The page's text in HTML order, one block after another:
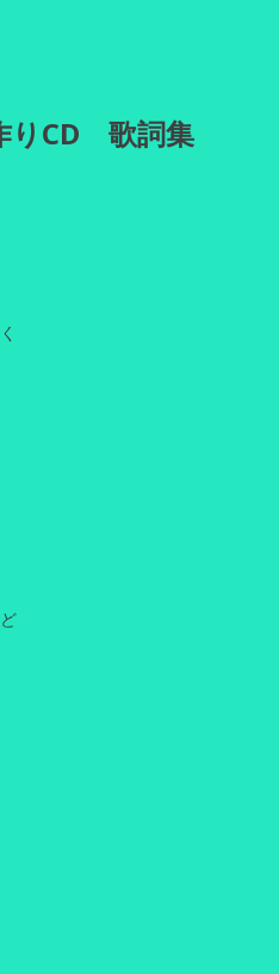
りCD 歌詞集